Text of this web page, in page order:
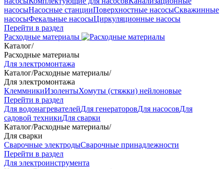
насосыНасосные станцииПоверхностные насосыСкважинные
насосыФекальные насосыЦиркуляционные насосы
Перейти в раздел
Расходные материалы
Каталог/
Расходные материалы
Для электромонтажа
Каталог/Расходные материалы/
Для электромонтажа
КлеммникиИзолентыХомуты (стяжки) нейлоновые
Перейти в раздел
Для водонагревателейДля генераторовДля насосовДля
садовой техникиДля сварки
Каталог/Расходные материалы/
Для сварки
Сварочные электродыСварочные принадлежности
Перейти в раздел
Для электроинструмента